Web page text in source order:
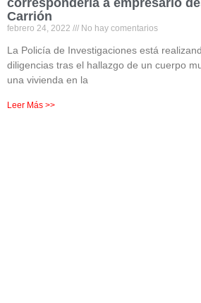
correspondería a empresario
Carrión
febrero 24, 2022 No hay comentarios
La Policía de Investigaciones está
diligencias tras el hallazgo de un cuerpo
una vivienda en la
Leer Más >>